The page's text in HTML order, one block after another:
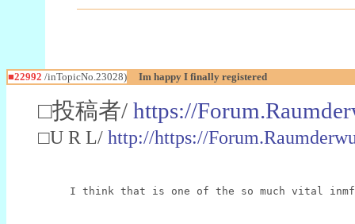
■22992 /inTopicNo.23028) Im happy I finally registered
□投稿者/ https://
□U R L/ http://https://
I think that is one of the so much vital